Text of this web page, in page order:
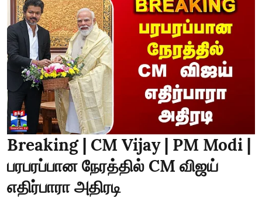
Breaking | CM Vijay | PM Modi |
பரபரப்பான நேரத்தில் CM விஜய்
எதிர்பாரா அதிரடி